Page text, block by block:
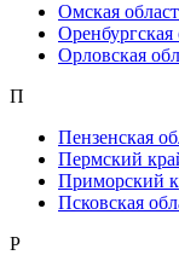
Омская
Оренбургская
Орловская
П
Пензенская
Пермский
Приморский
Псковская
Р